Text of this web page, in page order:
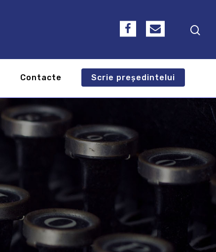
Contacte Scrie președintelui